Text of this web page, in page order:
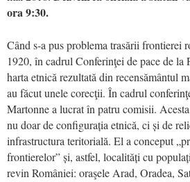
ora 9:30.
Când s-a pus problema trasării frontierei
1920, în cadrul Conferinţei de pace de la
harta etnică rezultată din recensământul
au făcut unele corecţii. În cadrul
Martonne a lucrat în patru comisii.
nu doar de configurația etnică, ci și de
infrastructura teritorială. El a conceput
frontierelor” și, astfel, localități cu
revin României: oraşele Arad, Oradea,